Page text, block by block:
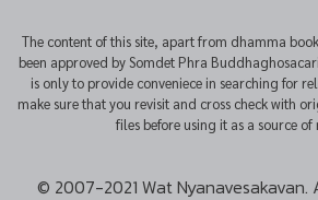
The content of this site, apart from dhamma
been approved by Somdet Phra
is only to provide conveniece in searching for
make sure that you revisit and cross check with
files before using it as a source of
© 2007-2021 Wat Nyanavesakavan.